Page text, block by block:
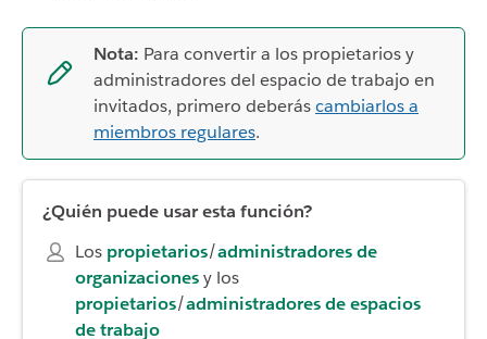
Nota: Para convertir a los propietarios y
administradores del espacio de trabajo en
invitados, primero deberáscambiarlos a
miembros regulares.
¿Quién puede usar esta función?
Los propietarios/administradores de
organizacionesy los
propietarios/administradores de espacios
de trabajo